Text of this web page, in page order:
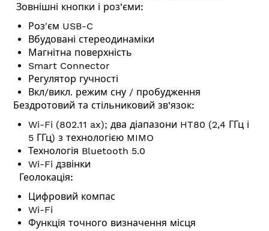
Зовнішні кнопки і роз'єми:
Роз'єм USB-C
Вбудовані стереодинаміки
Магнітна поверхність
Smart Connector
Регулятор гучності
Вкл/викл. режим сну / пробудження
Бездротовий та стільниковий зв'язок:
Wi-Fi (802.11 ax); два діапазони HT80 (2,4 ГГц і
5 ГГц) з технологією MIMO
Технологія Bluetooth 5.0
Wi-Fi дзвінки
Геолокація:
Цифровий компас
Wi-Fi
Функція точного визначення місця